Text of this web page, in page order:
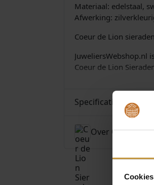
Cookies
Materiaal: edelstaal,
Afwerking:
Coeur de Lion
JuweliersWebshop.nl
Coeur de Lion
Specificaties
Over Coeur de